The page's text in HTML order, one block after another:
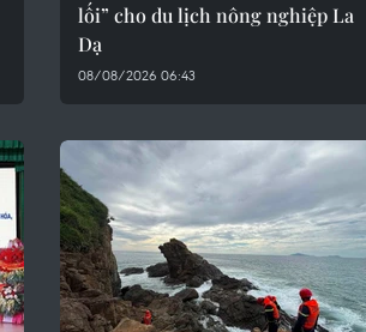
lối” cho du lịch nông nghiệp La
Dạ
08/08/2026 06:43